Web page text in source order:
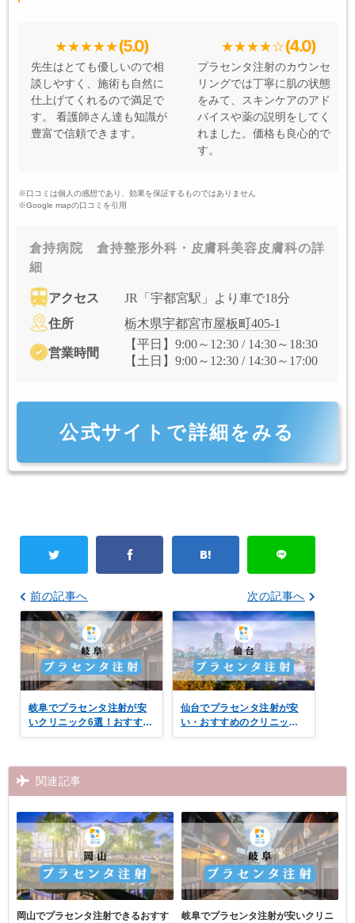
(5.0)
先生はとても優しいので相
談しやすく、施術も自然に
仕上げてくれるので満足で
す。 看護師さん達も知識が
豊富で信頼できます。
(4.0)
プラセンタ注射のカウンセ
リングでは丁寧に肌の状態
をみて、スキンケアのアド
バイスや薬の説明をしてく
れました。価格も良心的で
す。
※口コミは個人の感想であり、効果を保証するものではありません
※Google mapの口コミを引用
倉持病院 倉持整形外科・皮膚科美容皮膚科の詳
細
アクセス
JR「宇都宮駅」より車で18分
住所
栃木県宇都宮市屋板町405-1
営業時間
【平日】9:00～12:30 / 14:30～18:30
【土日】9:00～12:30 / 14:30～17:00
公式サイトで詳細をみる
前の記事へ
岐阜でプラセンタ注射が安
いクリニック6選！おすすめ
の500円メニュー
次の記事へ
仙台でプラセンタ注射が安
い・おすすめのクリニック
19選｜500円・保険適用も
関連記事
岡山でプラセンタ注射できるおすす
岐阜でプラセンタ注射が安いクリニ